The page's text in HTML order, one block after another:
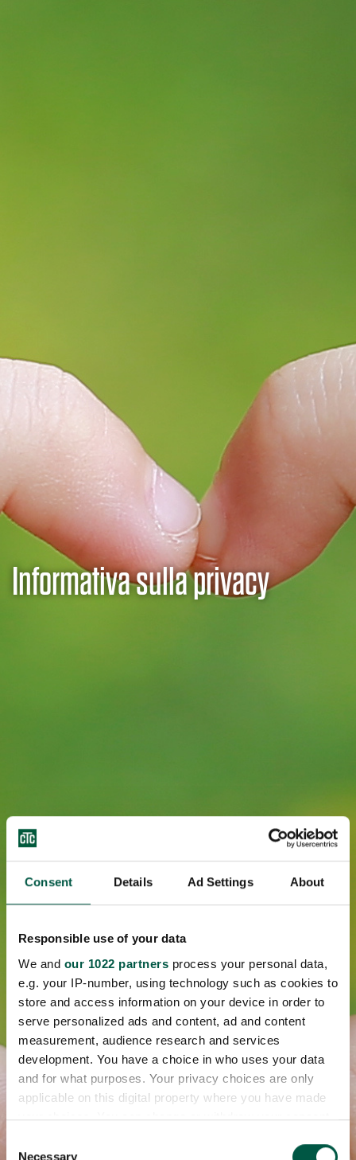
Consent Details Ad Settings About
Responsible use of your data
We and our 1022 partners process your personal data,
e.g. your IP-number, using technology such as cookies to
store and access information on your device in order to
serve personalized ads and content, ad and content
measurement, audience research and services
development. You have a choice in who uses your data
and for what purposes. Your privacy choices are only
applicable on this digital property where you have made
your choices. You can change or withdraw your consent
the Privacy trigger icon.
Necessary
Informativa sulla privacy